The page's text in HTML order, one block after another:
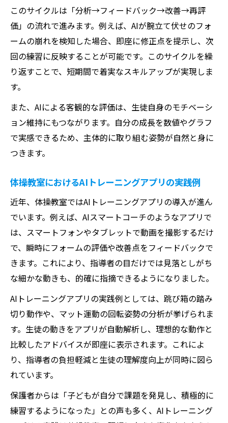
このサイクルは「分析→フィードバック→改善→再評
価」の流れで進みます。例えば、AIが腕立て伏せのフォ
ームの崩れを検知した場合、即座に修正点を提示し、次
回の練習に反映することが可能です。このサイクルを繰
り返すことで、短期間で着実なスキルアップが実現しま
す。
また、AIによる客観的な評価は、生徒自身のモチベーシ
ョン維持にもつながります。自分の成長を数値やグラフ
で実感できるため、主体的に取り組む姿勢が自然と身に
つきます。
体操教室におけるAIトレーニングアプリの実践例
近年、体操教室ではAIトレーニングアプリの導入が進ん
でいます。例えば、AIスマートコーチのようなアプリで
は、スマートフォンやタブレットで動画を撮影するだけ
で、瞬時にフォームの評価や改善点をフィードバックで
きます。これにより、指導者の目だけでは見落としがち
な細かな動きも、的確に指摘できるようになりました。
AIトレーニングアプリの実践例としては、跳び箱の踏み
切り動作や、マット運動の回転姿勢の分析が挙げられま
す。生徒の動きをアプリが自動解析し、理想的な動作と
比較したアドバイスが即座に表示されます。これによ
り、指導者の負担軽減と生徒の理解度向上が同時に図ら
れています。
保護者からは「子どもが自分で課題を発見し、積極的に
練習するようになった」との声も多く、AIトレーニング